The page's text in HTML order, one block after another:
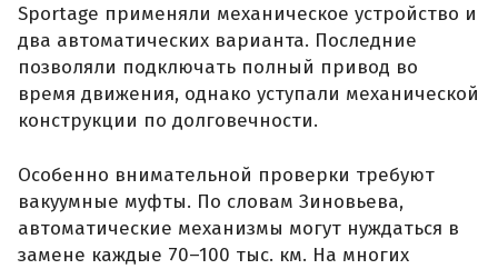
Sportage применяли механическое устройство и
два автоматических варианта. Последние
позволяли подключать полный привод во
время движения, однако уступали механической
конструкции по долговечности.
Особенно внимательной проверки требуют
вакуумные муфты. По словам Зиновьева,
автоматические механизмы могут нуждаться в
замене каждые 70–100 тыс. км. На многих